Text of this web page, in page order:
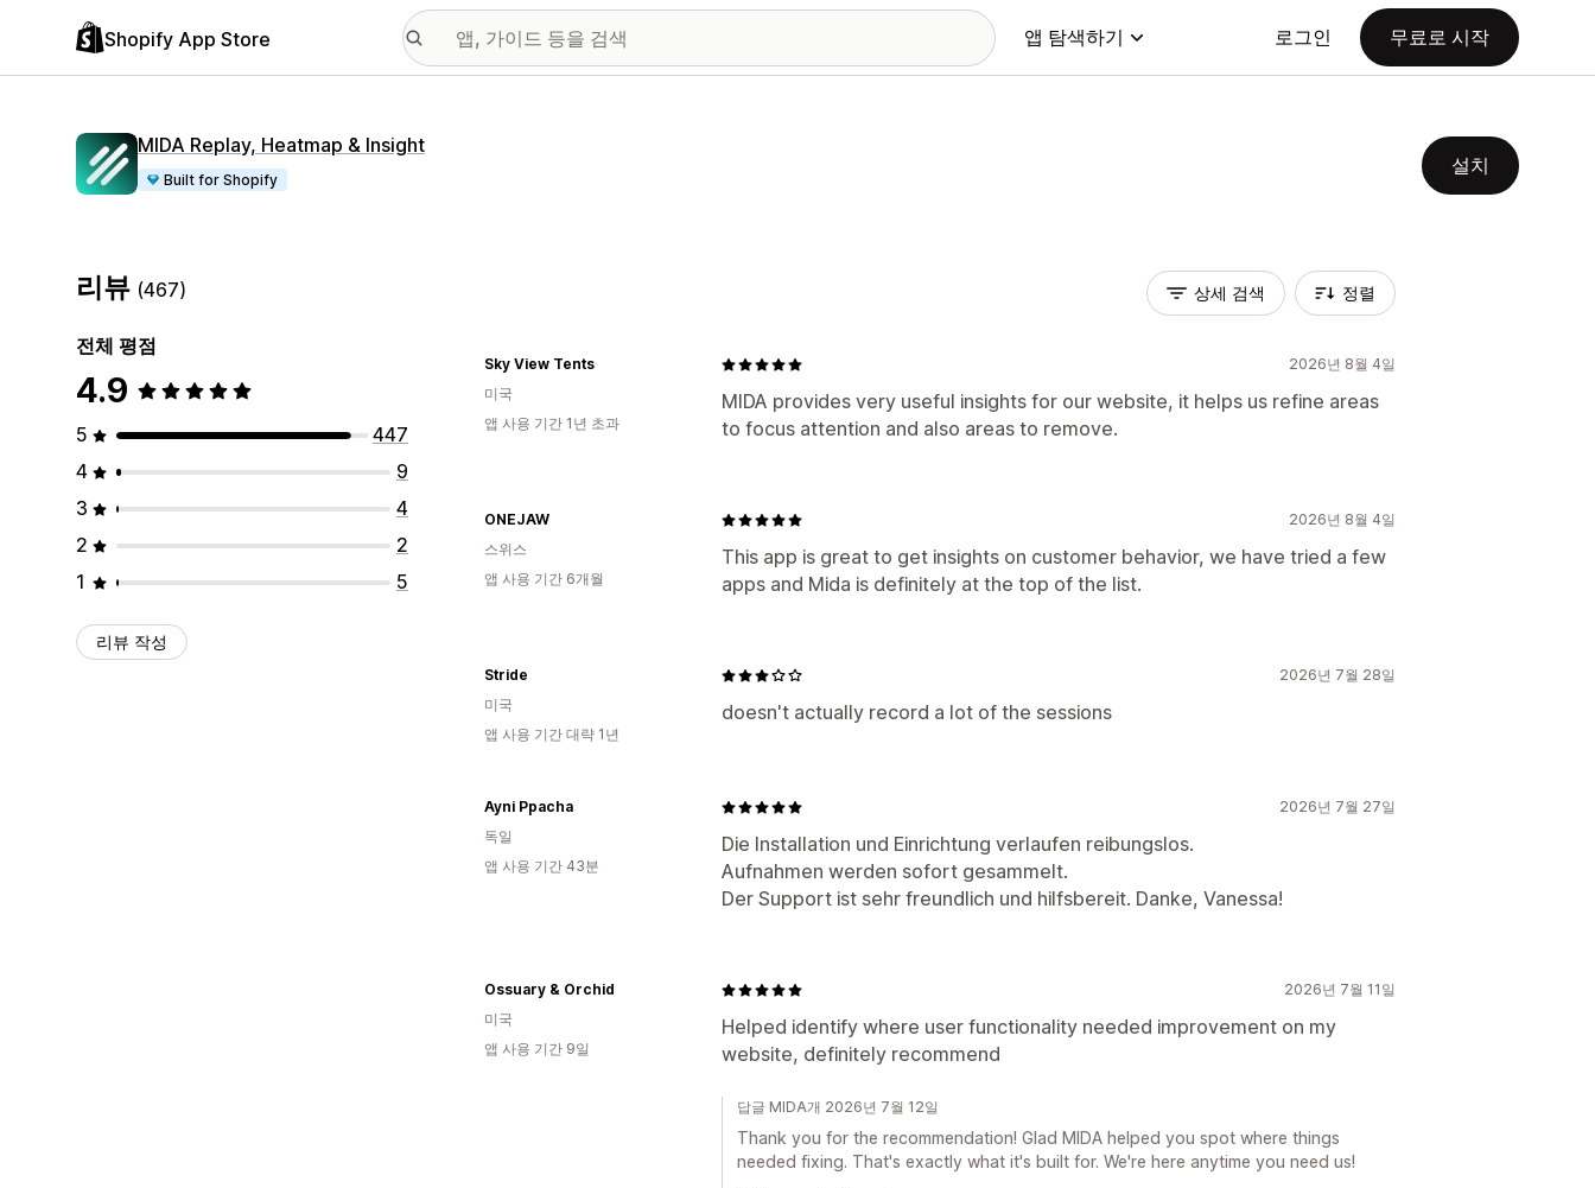
Shopify App Store 앱 탐색하기 로그인 무료로 시작
MIDA Replay, Heatmap & Insight
Built for Shopify
설치
리뷰 (467)
전체 평점
4.9
5
447
4
9
3
4
2
2
1
5
리뷰 작성
상세 검색 정렬
2026년 8월 4일
MIDA provides very useful insights for our website, it helps us refine areas
to focus attention and also areas to remove.
Sky View Tents
미국
앱 사용 기간 1년 초과
2026년 8월 4일
This app is great to get insights on customer behavior, we have tried a few
apps and Mida is definitely at the top of the list.
ONEJAW
스위스
앱 사용 기간 6개월
2026년 7월 28일
doesn't actually record a lot of the sessions
Stride
미국
앱 사용 기간 대략 1년
2026년 7월 27일
Die Installation und Einrichtung verlaufen reibungslos.
Aufnahmen werden sofort gesammelt.
Der Support ist sehr freundlich und hilfsbereit. Danke, Vanessa!
Ayni Ppacha
독일
앱 사용 기간 43분
2026년 7월 11일
Helped identify where user functionality needed improvement on my
website, definitely recommend
Ossuary & Orchid
미국
앱 사용 기간 9일
답글 MIDA개 2026년 7월 12일
Thank you for the recommendation! Glad MIDA helped you spot where things
needed fixing. That's exactly what it's built for. We're here anytime you need us!